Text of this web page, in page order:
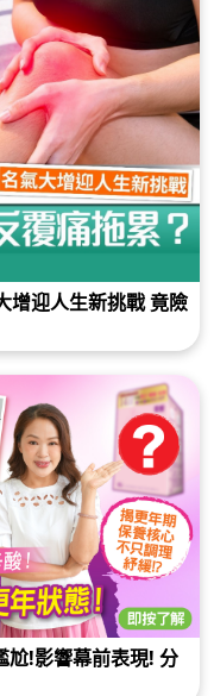
增迎人生新挑戰 竟險
尬!影響幕前表現! 分